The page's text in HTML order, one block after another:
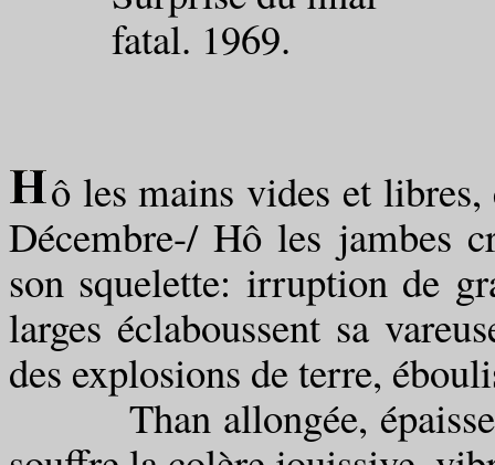
fatal. 1969.
ô les mains vides et
Décembre-/ Hô les jambes
son squelette: irruption de
larges éclaboussent sa
des explosions de terre,
Than allongée, épaisses